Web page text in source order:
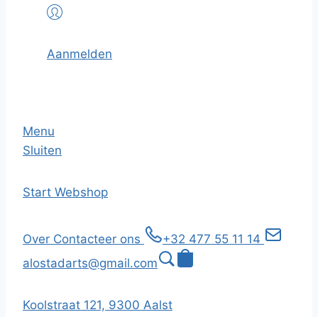
Aanmelden
Menu
Sluiten
Start Webshop
Over Contacteer ons
+32 477 55 11 14
alostadarts@gmail.com
Koolstraat 121, 9300 Aalst